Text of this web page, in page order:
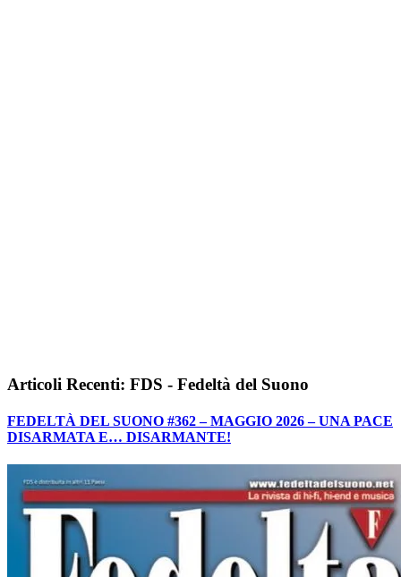
Articoli Recenti: FDS - Fedeltà del Suono
FEDELTÀ DEL SUONO #362 – MAGGIO 2026 – UNA PACE
DISARMATA E… DISARMANTE!